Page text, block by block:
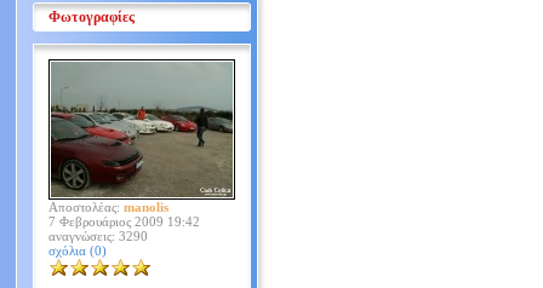
Φωτογραφίες
Αποστολέας: manolis
7 Φεβρουάριος 2009 19:42
αναγνώσεις: 3290
σχόλια (0)